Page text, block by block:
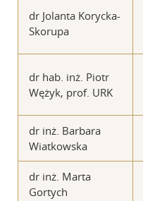
dr Jolanta Korycka-
Skorupa
dr hab. inż. Piotr
Wężyk, prof. URK
dr inż. Barbara
Wiatkowska
dr inż. Marta
Gortych